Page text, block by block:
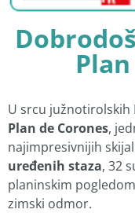
U srcu južnotirolskih
Plan de Corones,
najimpresivnijih
uređenih staza, 32
planinskim
zimski odmor.